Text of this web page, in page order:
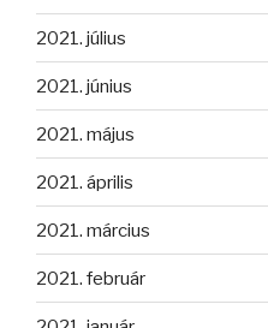
2021. július
2021. június
2021. május
2021. április
2021. március
2021. február